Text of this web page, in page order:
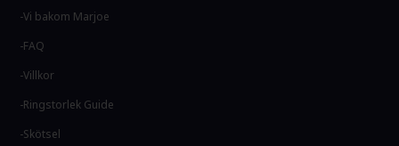
Vi bakom Marjoe
FAQ
Villkor
Ringstorlek Guide
Skötsel